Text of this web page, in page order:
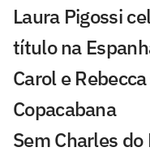
Laura Pigossi
título na
Carol e
Copacabana
Sem Charles